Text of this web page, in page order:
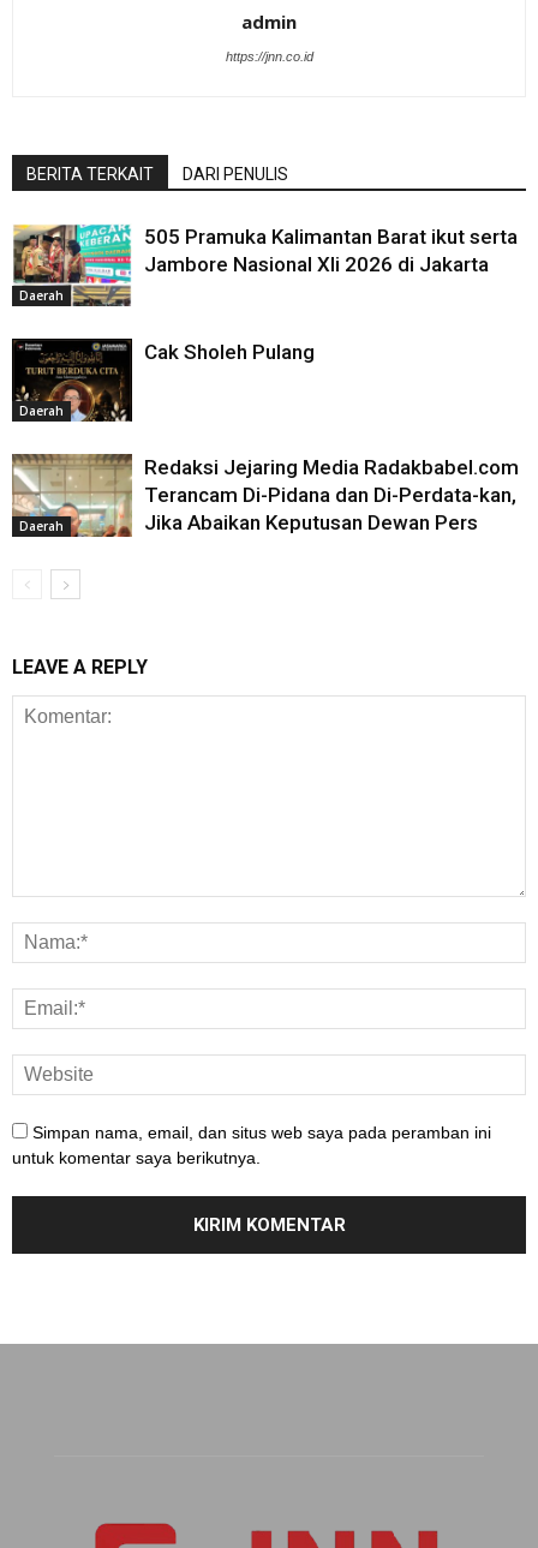
admin
https://jnn.co.id
BERITA TERKAIT DARI PENULIS
Daerah
505 Pramuka Kalimantan Barat ikut serta
Jambore Nasional XIi 2026 di Jakarta
Daerah
Cak Sholeh Pulang
Daerah
Redaksi Jejaring Media Radakbabel.com
Terancam Di-Pidana dan Di-Perdata-kan,
Jika Abaikan Keputusan Dewan Pers
LEAVE A REPLY
Simpan nama, email, dan situs web saya pada peramban ini
untuk komentar saya berikutnya.